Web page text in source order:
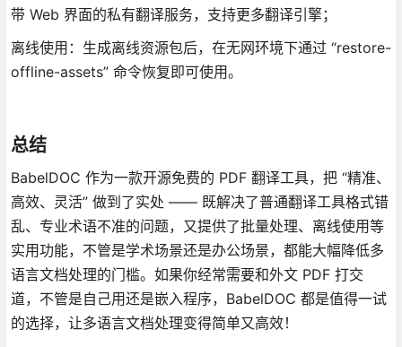
带 Web 界面的私有翻译服务，支持更多翻译引擎；
离线使用：生成离线资源包后，在无网环境下通过 “restore-
offline-assets” 命令恢复即可使用。
总结
BabelDOC 作为一款开源免费的 PDF 翻译工具，把 “精准、
高效、灵活” 做到了实处 —— 既解决了普通翻译工具格式错
乱、专业术语不准的问题，又提供了批量处理、离线使用等
实用功能，不管是学术场景还是办公场景，都能大幅降低多
语言文档处理的门槛。如果你经常需要和外文 PDF 打交
道，不管是自己用还是嵌入程序，BabelDOC 都是值得一试
的选择，让多语言文档处理变得简单又高效！